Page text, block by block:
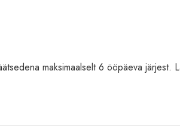
maksimaalselt 6 ööpäeva järjest.